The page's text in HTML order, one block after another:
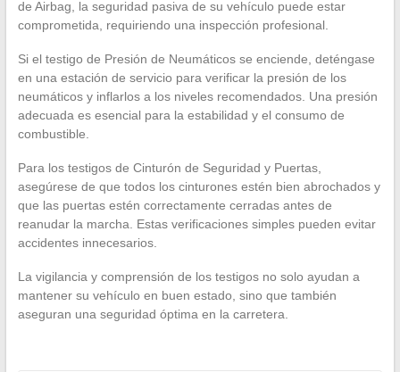
de Airbag, la seguridad pasiva de su vehículo puede estar
comprometida, requiriendo una inspección profesional.
Si el testigo de Presión de Neumáticos se enciende, deténgase
en una estación de servicio para verificar la presión de los
neumáticos y inflarlos a los niveles recomendados. Una presión
adecuada es esencial para la estabilidad y el consumo de
combustible.
Para los testigos de Cinturón de Seguridad y Puertas,
asegúrese de que todos los cinturones estén bien abrochados y
que las puertas estén correctamente cerradas antes de
reanudar la marcha. Estas verificaciones simples pueden evitar
accidentes innecesarios.
La vigilancia y comprensión de los testigos no solo ayudan a
mantener su vehículo en buen estado, sino que también
aseguran una seguridad óptima en la carretera.